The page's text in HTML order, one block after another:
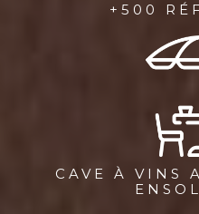
+500
CAVE À VINS